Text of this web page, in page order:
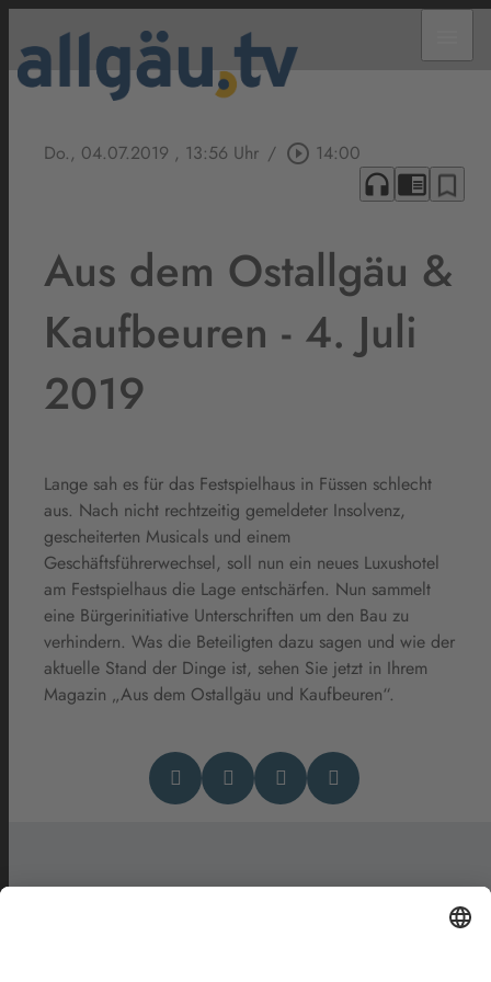
Do., 04.07.2019 , 13:56 Uhr / play_circle_outline 14:00
headphones chrome_reader_mode bookmark_border
Aus dem Ostallgäu &
Kaufbeuren - 4. Juli
2019
Lange sah es für das Festspielhaus in Füssen schlecht
aus. Nach nicht rechtzeitig gemeldeter Insolvenz,
gescheiterten Musicals und einem
Geschäftsführerwechsel, soll nun ein neues Luxushotel
am Festspielhaus die Lage entschärfen. Nun sammelt
eine Bürgerinitiative Unterschriften um den Bau zu
verhindern. Was die Beteiligten dazu sagen und wie der
aktuelle Stand der Dinge ist, sehen Sie jetzt in Ihrem
Magazin „Aus dem Ostallgäu und Kaufbeuren“.